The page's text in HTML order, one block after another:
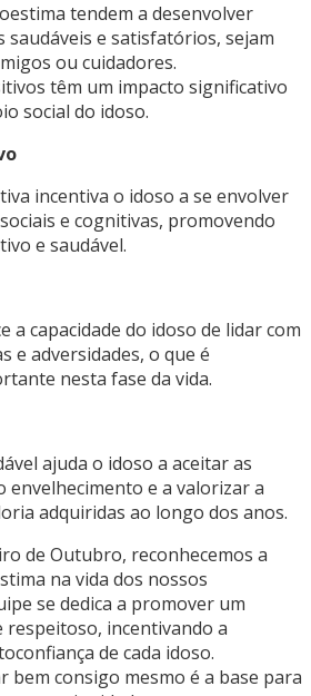
tendem a desenvolver
saudáveis e satisfatórios, sejam
ou cuidadores.
têm um impacto significativo
social do idoso.
incentiva o idoso a se envolver
e cognitivas, promovendo
e saudável.
a capacidade do idoso de lidar com
e adversidades, o que é
nesta fase da vida.
ajuda o idoso a aceitar as
envelhecimento e a valorizar a
adquiridas ao longo dos anos.
de Outubro, reconhecemos a
na vida dos nossos
se dedica a promover um
incentivando a
de cada idoso.
bem consigo mesmo é a base para